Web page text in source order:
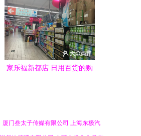
家乐福新都店 日用百货的购
厦门叁太子传媒有限公司 上海东极汽